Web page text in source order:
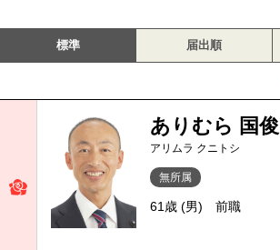
標準 届出順
ありむら 国俊
アリムラ クニトシ
無所属
61歳 (男) 前職